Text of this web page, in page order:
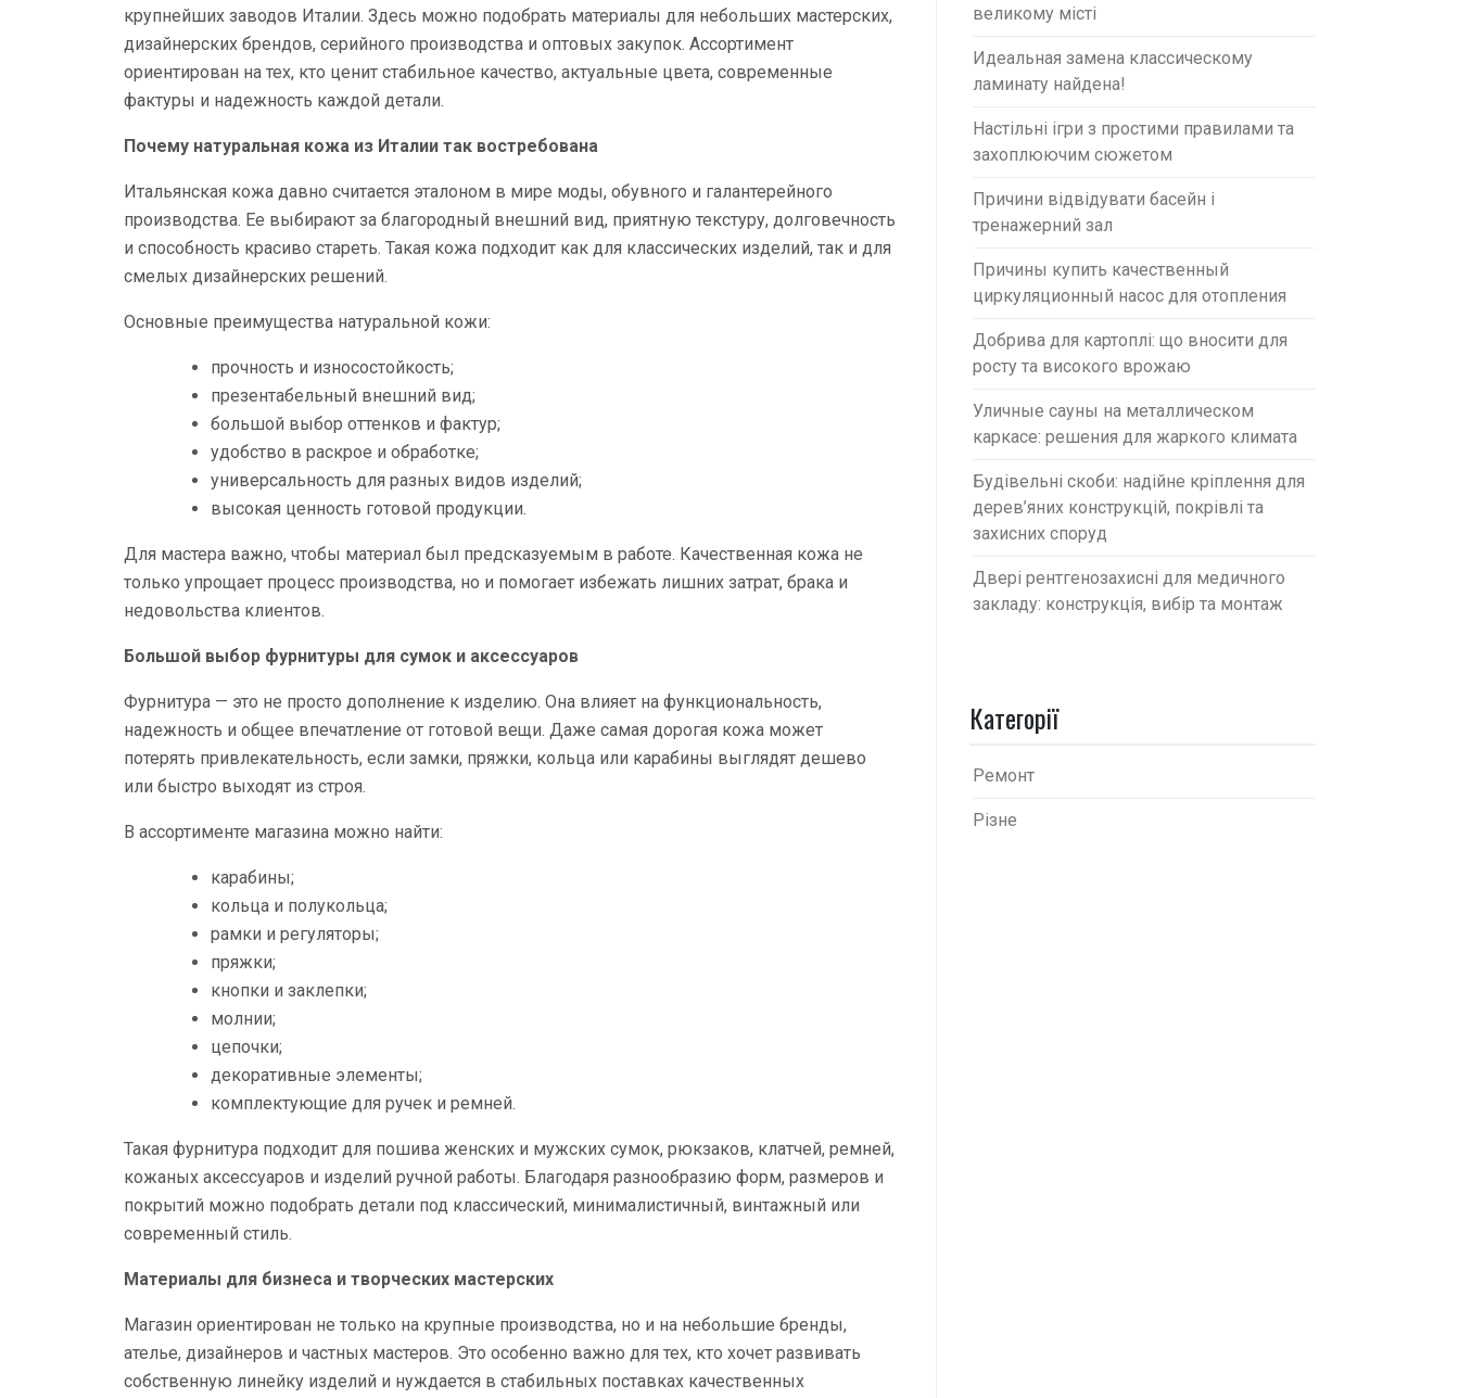
крупнейших заводов Италии. Здесь можно подобрать материалы для небольших мастерских,
дизайнерских брендов, серийного производства и оптовых закупок. Ассортимент
ориентирован на тех, кто ценит стабильное качество, актуальные цвета, современные
фактуры и надежность каждой детали.
Почему натуральная кожа из Италии так востребована
Итальянская кожа давно считается эталоном в мире моды, обувного и галантерейного
производства. Ее выбирают за благородный внешний вид, приятную текстуру, долговечность
и способность красиво стареть. Такая кожа подходит как для классических изделий, так и для
смелых дизайнерских решений.
Основные преимущества натуральной кожи:
прочность и износостойкость;
презентабельный внешний вид;
большой выбор оттенков и фактур;
удобство в раскрое и обработке;
универсальность для разных видов изделий;
высокая ценность готовой продукции.
Для мастера важно, чтобы материал был предсказуемым в работе. Качественная кожа не
только упрощает процесс производства, но и помогает избежать лишних затрат, брака и
недовольства клиентов.
Большой выбор фурнитуры для сумок и аксессуаров
Фурнитура — это не просто дополнение к изделию. Она влияет на функциональность,
надежность и общее впечатление от готовой вещи. Даже самая дорогая кожа может
потерять привлекательность, если замки, пряжки, кольца или карабины выглядят дешево
или быстро выходят из строя.
В ассортименте магазина можно найти:
карабины;
кольца и полукольца;
рамки и регуляторы;
пряжки;
кнопки и заклепки;
молнии;
цепочки;
декоративные элементы;
комплектующие для ручек и ремней.
Такая фурнитура подходит для пошива женских и мужских сумок, рюкзаков, клатчей, ремней,
кожаных аксессуаров и изделий ручной работы. Благодаря разнообразию форм, размеров и
покрытий можно подобрать детали под классический, минималистичный, винтажный или
современный стиль.
Материалы для бизнеса и творческих мастерских
Магазин ориентирован не только на крупные производства, но и на небольшие бренды,
ателье, дизайнеров и частных мастеров. Это особенно важно для тех, кто хочет развивать
собственную линейку изделий и нуждается в стабильных поставках качественных
великому місті
Идеальная замена классическому
ламинату найдена!
Настільні ігри з простими правилами та
захоплюючим сюжетом
Причини відвідувати басейн і
тренажерний зал
Причины купить качественный
циркуляционный насос для отопления
Добрива для картоплі: що вносити для
росту та високого врожаю
Уличные сауны на металлическом
каркасе: решения для жаркого климата
Будівельні скоби: надійне кріплення для
дерев’яних конструкцій, покрівлі та
захисних споруд
Двері рентгенозахисні для медичного
закладу: конструкція, вибір та монтаж
Категорії
Ремонт
Різне